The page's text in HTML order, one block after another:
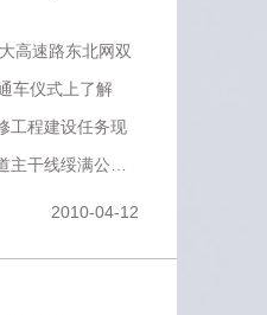
高速路东北网双
车仪式上了解
工程建设任务现
干线绥满公路
2010-04-12